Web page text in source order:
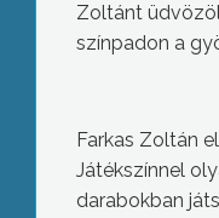
Zoltánt
színpadon a
Farkas Zoltán
Játékszínnel
darabokban